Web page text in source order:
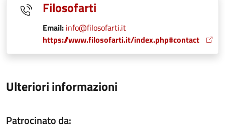
Filosofarti
Email: info@filosofarti.it
https://www.filosofarti.it/index.php#contact
Ulteriori informazioni
Patrocinato da: